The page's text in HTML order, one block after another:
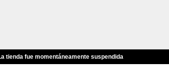
tienda fue momentáneamente suspendida